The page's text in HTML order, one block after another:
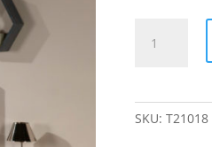
MALTA
SKU: T21018